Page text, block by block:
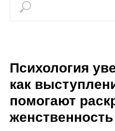
Психология
как
помогают
женственность